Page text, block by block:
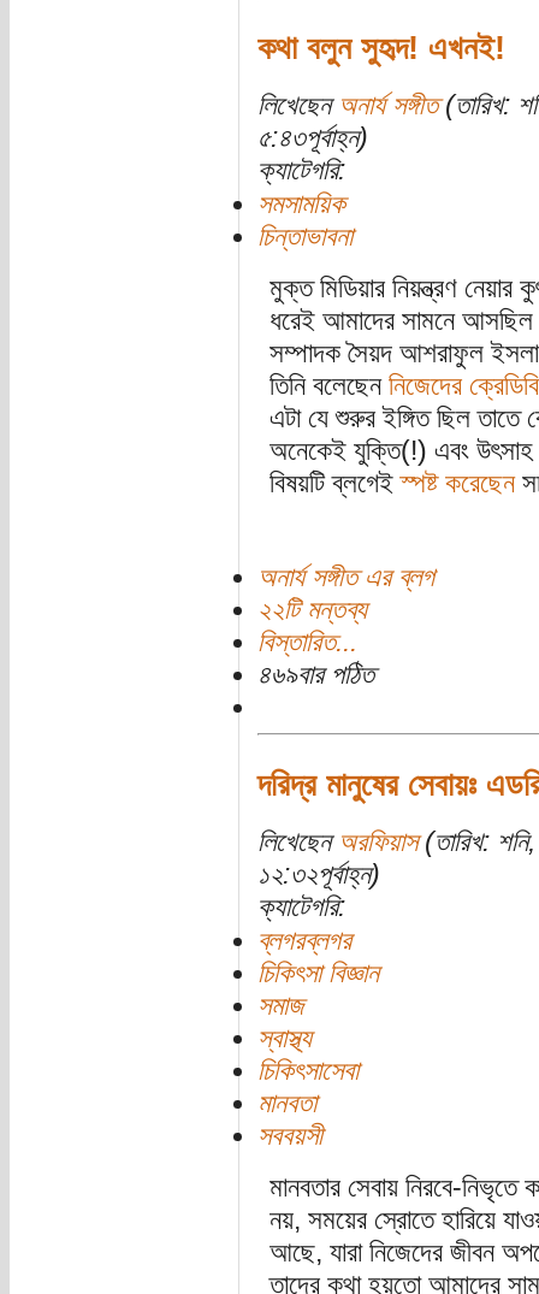
কথা বলুন সুহৃদ! এখনই!
লিখেছেন অনার্য সঙ্গীত(তারিখ:
৫:৪৩পূর্বাহ্ন)
ক্যাটেগরি:
সমসাময়িক
চিন্তাভাবনা
মুক্ত মিডিয়ার নিয়ন্ত্রণ
ধরেই আমাদের সামনে
সম্পাদক সৈয়দ আশরাফুল
তিনি বলেছেননিজেদের
এটা যে শুরুর ইঙ্গিত ছিল
অনেকেই যুক্তি(!) এবং উৎসাহ
বিষয়টি ব্লগেইস্পষ্ট করেছেন
অনার্য সঙ্গীত এর ব্লগ
২২টি মন্তব্য
বিস্তারিত...
৪৬৯বার পঠিত
দরিদ্র মানুষের সেবায়ঃ
লিখেছেন অরফিয়াস(তারিখ:
১২:৩২পূর্বাহ্ন)
ক্যাটেগরি:
ব্লগরব্লগর
চিকিৎসা বিজ্ঞান
সমাজ
স্বাস্থ্য
চিকিৎসাসেবা
মানবতা
সববয়সী
মানবতার সেবায় নিরবে-
নয়, সময়ের স্রোতে হারিয়ে
আছে, যারা নিজেদের জীবন
তাদের কথা হয়তো আমাদের